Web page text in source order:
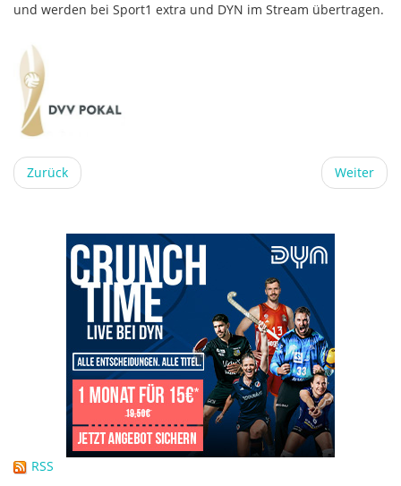
und werden bei Sport1 extra und DYN im Stream übertragen.
Zurück Weiter
RSS